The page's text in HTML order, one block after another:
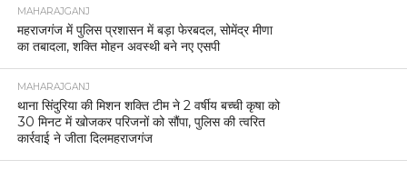
MAHARAJGANJ
महराजगंज में पुलिस प्रशासन में बड़ा फेरबदल, सोमेंद्र मीणा
का तबादला, शक्ति मोहन अवस्थी बने नए एसपी
MAHARAJGANJ
थाना सिंदुरिया की मिशन शक्ति टीम ने 2 वर्षीय बच्ची कृषा को
30 मिनट में खोजकर परिजनों को सौंपा, पुलिस की त्वरित
कार्रवाई ने जीता दिलमहराजगंज